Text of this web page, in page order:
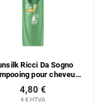
Ricci Da Sogno
pour cheveux
bouclés, 250 ml
4 € HTVA
4,80 €